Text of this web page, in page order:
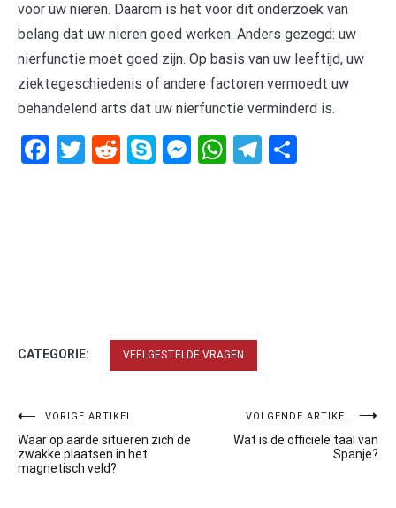
voor uw nieren. Daarom is het voor dit onderzoek van
belang dat uw nieren goed werken. Anders gezegd: uw
nierfunctie moet goed zijn. Op basis van uw leeftijd, uw
ziektegeschiedenis of andere factoren vermoedt uw
behandelend arts dat uw nierfunctie verminderd is.
Facebook
Twitter
RedditSkypeMessenger
WhatsApp
Telegram
CATEGORIE: VEELGESTELDE VRAGEN
Bericht
navigatie
VORIGE ARTIKEL
Waar op aarde situeren zich de
zwakke plaatsen in het
magnetisch veld?
VOLGENDE ARTIKEL
Wat is de officiele taal van
Spanje?